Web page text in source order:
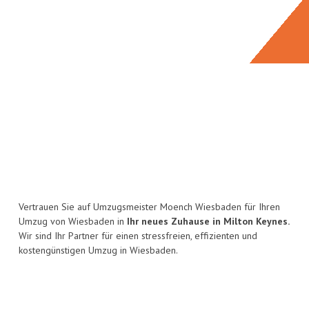
Vertrauen Sie auf Umzugsmeister Moench Wiesbaden für Ihren
Umzug von Wiesbaden in Ihr neues Zuhause in Milton Keynes.
Wir sind Ihr Partner für einen stressfreien, effizienten und
kostengünstigen Umzug in Wiesbaden.